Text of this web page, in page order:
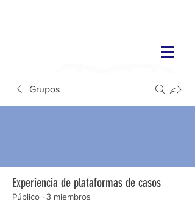
Grupos
Experiencia de plataformas de casos
Público · 3 miembros